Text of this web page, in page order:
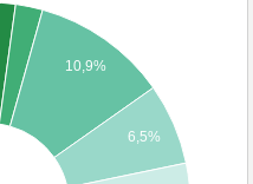
10,9%
6,5%